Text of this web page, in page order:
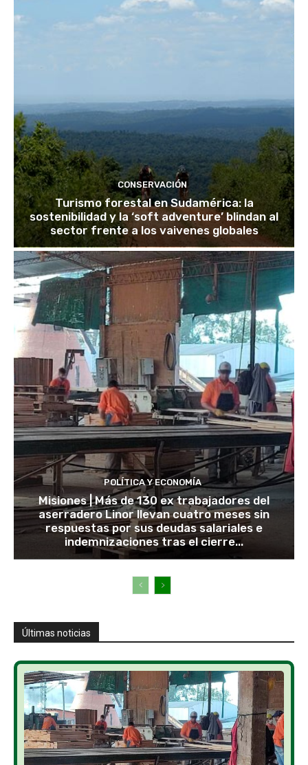
CONSERVACIÓN
Turismo forestal en Sudamérica: la
sostenibilidad y la ‘soft adventure’ blindan al
sector frente a los vaivenes globales
POLÍTICA Y ECONOMÍA
Misiones | Más de 130 ex trabajadores del
aserradero Linor llevan cuatro meses sin
respuestas por sus deudas salariales e
indemnizaciones tras el cierre...
Últimas noticias